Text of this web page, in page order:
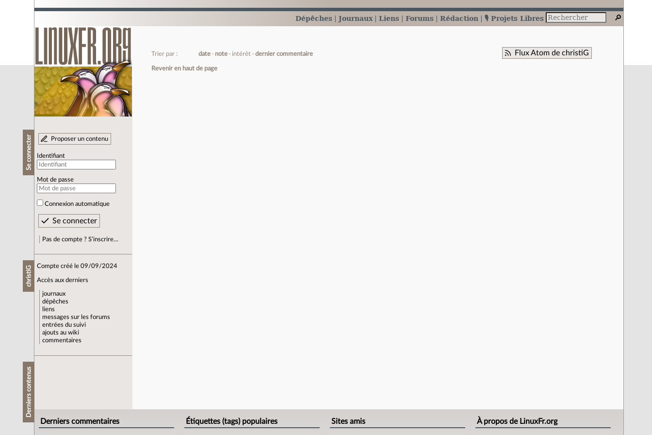
Dépêches Journaux Liens Forums Rédaction 🎙️ Projets Libres
Se connecter Proposer un contenu
Identifiant
Mot de passe
Connexion automatique
Pas de compte ? S’inscrire…
christiG Compte créé le 09/09/2024
Accès aux derniers
journaux
dépêches
liens
messages sur les forums
entrées du suivi
ajouts au wiki
commentaires
Derniers contenus
Flux Atom de christiG
Trier par : date note intérêt dernier commentaire
Revenir en haut de page
Derniers commentaires Étiquettes (tags) populaires Sites amis À propos de LinuxFr.org